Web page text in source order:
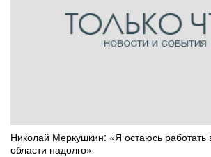
Николай Меркушкин: «Я остаюсь работать
области надолго»